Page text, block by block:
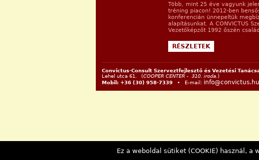
Ez a weboldal sütiket (COOKIE) használ,
RÉSZLETEK
Convictus-Consult Szerveztfejlesztő és Vezetési
Lehel utca 61. (COOPER CENTER - 310. iroda. )
Mobil: +36 (30) 958-7339 • E-mail: info@convictus.hu
Több, mint 25 éve vagyunk
tréning piacon! 2012-ben
konferencián ünnepeltük
alapításunkat. A CONVICTUS
Vezetőképzőt 1992 őszén